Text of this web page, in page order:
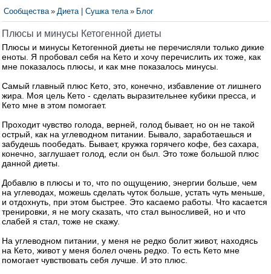
Сообщества » Диета | Сушка тела » Блог
Плюсы и минусы Кетогенной диеты
Плюсы и минусы Кетогенной диеты не перечисляли только дикие
еноты. Я пробовал себя на Кето и хочу перечислить их тоже, как
мне показалось плюсы, и как мне показалось минусы.
Самый главный плюс Кето, это, конечно, избавление от лишнего
жира. Моя цель Кето - сделать выразительнее кубики пресса, и
Кето мне в этом помогает.
Проходит чувство голода, верней, голод бывает, но он не такой
острый, как на углеводном питании. Бывало, заработаешься и
забудешь пообедать. Бывает, кружка горячего кофе, без сахара,
конечно, заглушает голод, если он был. Это тоже большой плюс
данной диеты.
Добавлю в плюсы и то, что по ощущению, энергии больше, чем
на углеводах, можешь сделать чуток больше, устать чуть меньше,
и отдохнуть, при этом быстрее. Это касаемо работы. Что касается
тренировки, я не могу сказать, что стал выносливей, но и что
слабей я стал, тоже не скажу.
На углеводном питании, у меня не редко болит живот, находясь
на Кето, живот у меня болел очень редко. То есть Кето мне
помогает чувствовать себя лучше. И это плюс.